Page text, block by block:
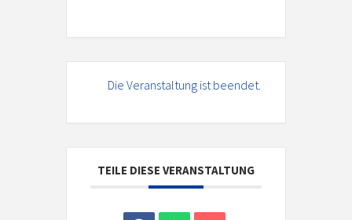
Die Veranstaltung ist beendet.
TEILE DIESE VERANSTALTUNG